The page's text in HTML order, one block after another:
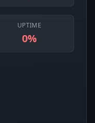
UPTIME
0%